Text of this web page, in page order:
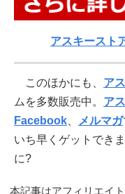
アスキースト
このほかにも、 ア
ムを多数販売中。 ア
Facebook
メルマガ
いち早くゲットでき
に?
本記事はアフィリエイ